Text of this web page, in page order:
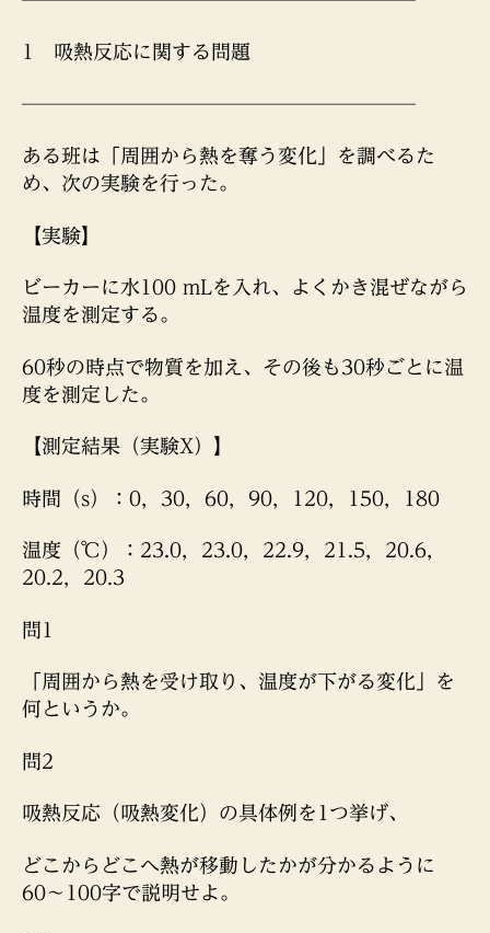
成
の
1 吸熱反応に関する問題
────────────────────
ある班は「周囲から熱を奪う変化」を調べるた
め、次の実験を行った。
【実験】
ビーカーに水100 mLを入れ、よくかき混ぜながら
温度を測定する。
60秒の時点で物質を加え、その後も30秒ごとに温
度を測定した。
【測定結果（実験X）】
時間（s）：0，30，60，90，120，150，180
温度（℃）：23.0，23.0，22.9，21.5，20.6，
20.2，20.3
問1
「周囲から熱を受け取り、温度が下がる変化」を
何というか。
問2
吸熱反応（吸熱変化）の具体例を1つ挙げ、
どこからどこへ熱が移動したかが分かるように
60〜100字で説明せよ。